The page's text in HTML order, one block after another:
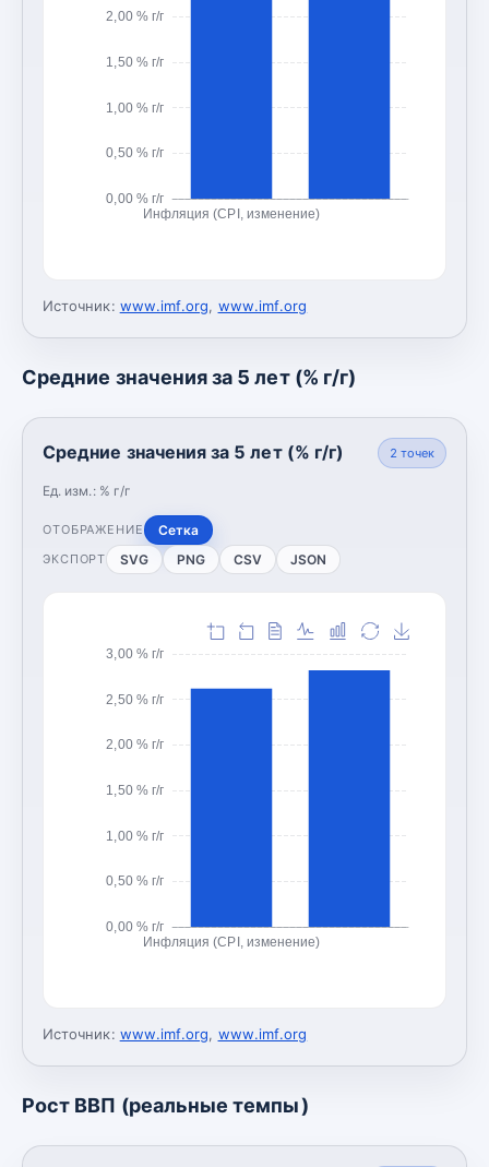
0,00 % г/г
0,50 % г/г
1,00 % г/г
1,50 % г/г
2,00 % г/г
Инфляция (CPI, изменение)
Источник: www.imf.org, www.imf.org
Средние значения за 5 лет (% г/г)
Средние значения за 5 лет (% г/г)
Ед. изм.: % г/г
2 точек
ОТОБРАЖЕНИЕ Сетка
ЭКСПОРТ SVG PNG CSV JSON
0,00 % г/г
0,50 % г/г
1,00 % г/г
1,50 % г/г
2,00 % г/г
2,50 % г/г
3,00 % г/г
Инфляция (CPI, изменение)
Источник: www.imf.org, www.imf.org
Рост ВВП (реальные темпы)